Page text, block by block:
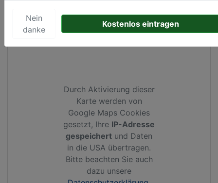
KartenansichtProvinzialstraße 396inDortmund
Durch Aktivierung dieser
Karte werden von
Google Maps Cookies
gesetzt, Ihre IP-Adresse
gespeichert und Daten
in die USA übertragen.
Bitte beachten Sie auch
dazu unsere
Nein
danke
Kostenlos eintragen